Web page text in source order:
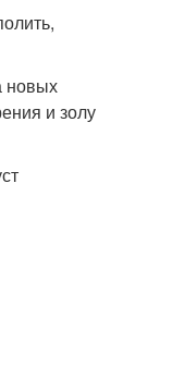
новых
и золу